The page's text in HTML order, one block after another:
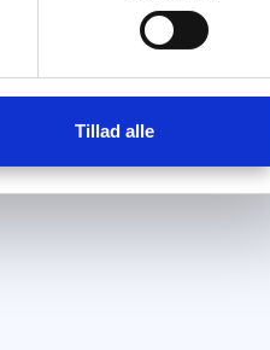
Tillad alle